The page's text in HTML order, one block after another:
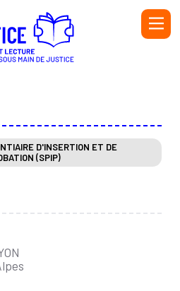
D'INSERTION ET DE
(SPIP)
PÉNITENTIAIRE ET
JUDICIAIRE DE LA
ASSOCIATIF HABILITÉ
NATIONALE
D’UNE ASSOCIATION